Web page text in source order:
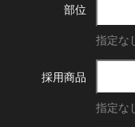
部位
指定な
採用商品
指定な